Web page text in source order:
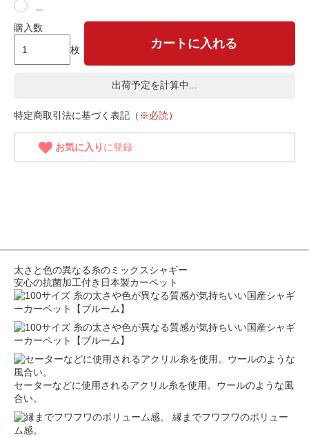
購入数
枚
カートに入れる
出荷予定を計算中...
特定商取引法に基づく表記（ ※必読）
お気に入り に登録
太さと色の異なる糸のミックスシャギー
安心の抗菌加工付き日本製カーペット
セーターなどに使用されるアクリル糸を使用。ウールのような風
合い。
縁までフワフワのボリュー
ム感。